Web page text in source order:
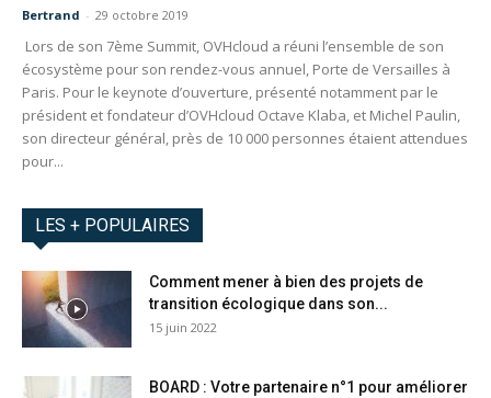
Bertrand - 29 octobre 2019
Lors de son 7ème Summit, OVHcloud a réuni l’ensemble de son
écosystème pour son rendez-vous annuel, Porte de Versailles à
Paris. Pour le keynote d’ouverture, présenté notamment par le
président et fondateur d’OVHcloud Octave Klaba, et Michel Paulin,
son directeur général, près de 10 000 personnes étaient attendues
pour...
LES + POPULAIRES
Comment mener à bien des projets de
transition écologique dans son...
15 juin 2022
BOARD : Votre partenaire n°1 pour améliorer